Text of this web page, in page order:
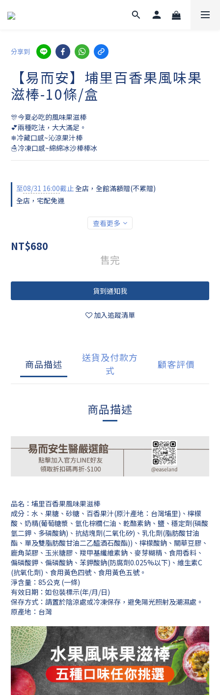
分享到
【易而安】埔里百香果風味果
滋棒-10條/盒
🎊今夏必吃的風味果滋棒
💕兩種吃法，大大滿足。
❄冷藏口感~沁涼果汁棒
☃冷凍口感~綿綿冰沙棒棒冰
至08/31 16:00截止全店，全館滿額贈(不累贈)
全店，宅配免運
查看更多
NT$680
售完
貨到通知我
加入追蹤清單
商品描述
送貨及付款方
式
顧客評價
商品描述
品名：埔里百香果風味果滋棒
成分：水、果糖、砂糖、百香果汁(原汁產地：台灣埔里)、檸檬
酸、奶精(葡萄糖漿、氫化棕櫚仁油、乾酪素鈉、鹽、穩定劑(磷酸
氫二鉀、多磷酸鈉)、抗結塊劑(二氧化矽)、乳化劑(脂肪酸甘油
酯、單及雙脂肪酸甘油二乙醯酒石酸酯))、檸檬酸鈉、關華豆膠、
鹿角菜膠、玉米糖膠、羧甲基纖維素鈉、麥芽糊精、食用香料、
偏磷酸鉀、偏磷酸鈉、苯鉀酸鈉(防腐劑0.025%以下)、維生素C
(抗氧化劑)、食用黃色四號、食用黃色五號。
淨含量：85公克 (一條)
有效日期：如包裝標示(年/月/日)
保存方式：請置於陰涼處或冷凍保存，避免陽光照射及潮濕處。
原產地：台灣